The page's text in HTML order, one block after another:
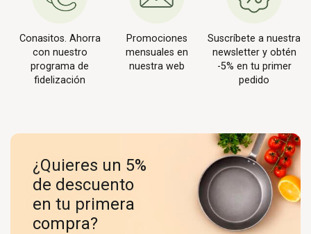
Conasitos. Ahorra
con nuestro
programa de
fidelización
Promociones
mensuales en
nuestra web
Suscríbete a nuestra
newsletter y obtén
-5% en tu primer
pedido
¿Quieres un 5%
de descuento
en tu primera
compra?